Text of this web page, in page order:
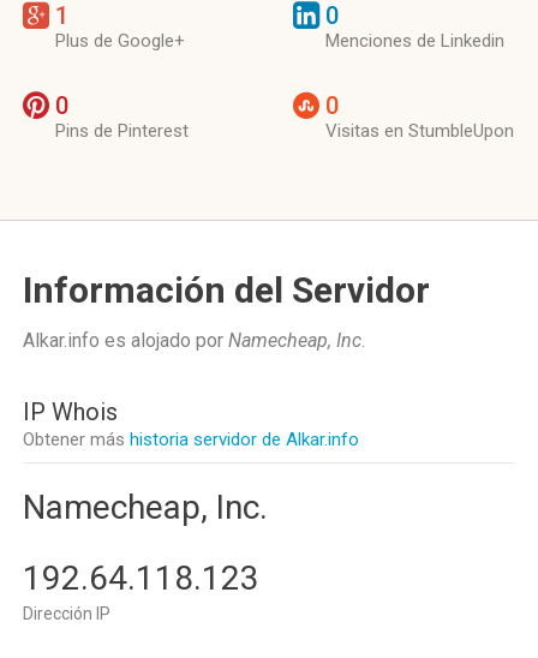
1
Plus de Google+
0
Menciones de Linkedin
0
Pins de Pinterest
0
Visitas en StumbleUpon
Información del Servidor
Alkar.info es alojado por Namecheap, Inc.
IP Whois
Obtener más historia servidor de Alkar.info
Namecheap, Inc.
192.64.118.123
Dirección IP